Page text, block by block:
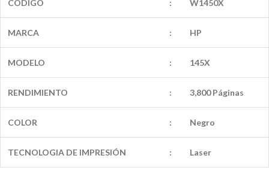
CÓDIGO : W1450X
MARCA : HP
MODELO : 145X
RENDIMIENTO : 3,800 Páginas
COLOR : Negro
TECNOLOGIA DE IMPRESIÓN : Laser